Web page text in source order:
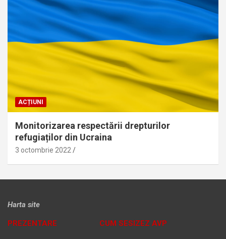
ACȚIUNI
Monitorizarea respectării drepturilor
refugiaților din Ucraina
3 octombrie 2022
Harta site
PREZENTARE CUM SESIZEZ AVP